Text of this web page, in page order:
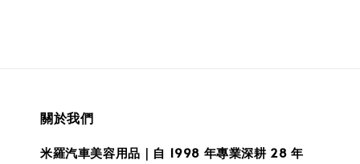
關於我們
米羅汽車美容用品｜自 1998 年專業深耕 28 年